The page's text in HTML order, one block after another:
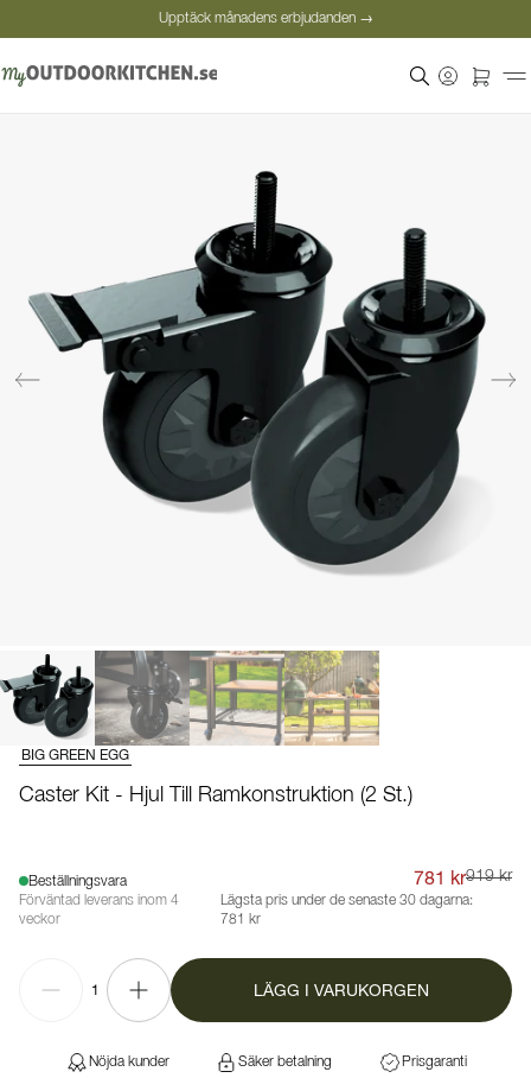
Upptäck månadens erbjudanden →
Upptäck månadens erbjudanden →
BIG GREEN EGG
Caster Kit - Hjul Till Ramkonstruktion (2 St.)
Beställningsvara
Förväntad leverans inom 4
veckor
781 kr919 kr
Lägsta pris under de senaste 30 dagarna:
781 kr
1 LÄGG I VARUKORGEN
Nöjda kunder Säker betalning Prisgaranti